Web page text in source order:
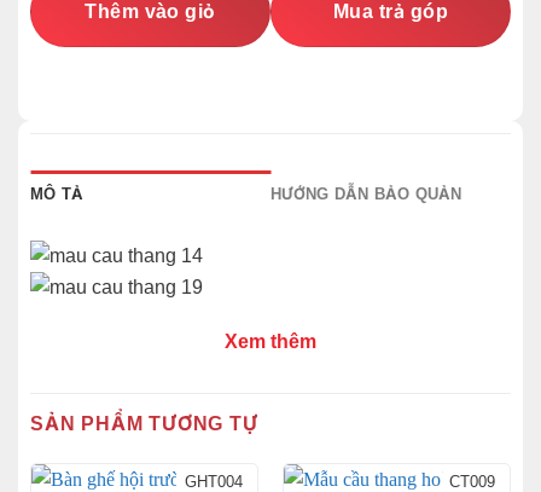
Thêm vào giỏ Mua trả góp
MÔ TẢ HƯỚNG DẪN BẢO QUẢN
Xem thêm
SẢN PHẨM TƯƠNG TỰ
GHT004 CT009